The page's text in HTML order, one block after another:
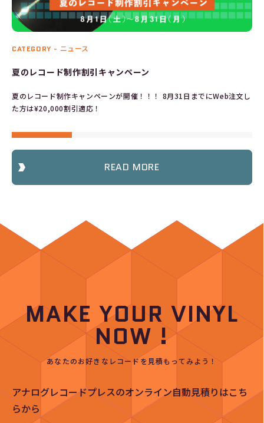
CATEGORY - ニュース
夏のレコード制作割引キャンペーン
夏のレコード制作キャンペーンが開催！！！ 8月31日までにWeb注文し
た方は¥20,000割引適応！
READ MORE
MAKE YOUR VINYL
NOW !
あなたのお好きなレコードを見積もってみよう！
アナログレコードプレスのオンライン自動見積りはこち
らから